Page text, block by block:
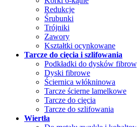
Redukcje
Śrubunki
Trójniki
Zawory
Kształtki ocynkowane
Tarcze do cięcia i szlifowania
Podkładki do dysków
Dyski fibrowe
Ściernica włókninowa
Tarcze ścierne lamelkowe
Tarcze do cięcia
Tarcze do szlifowania
Wiertła